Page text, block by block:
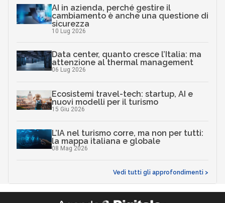
AI in azienda, perché gestire il
cambiamento è anche una questione di
sicurezza
10 Lug 2026
Data center, quanto cresce l’Italia: ma
attenzione al thermal management
06 Lug 2026
Ecosistemi travel-tech: startup, AI e
nuovi modelli per il turismo
15 Giu 2026
L’IA nel turismo corre, ma non per tutti:
la mappa italiana e globale
08 Mag 2026
Vedi tutti gli approfondimenti >